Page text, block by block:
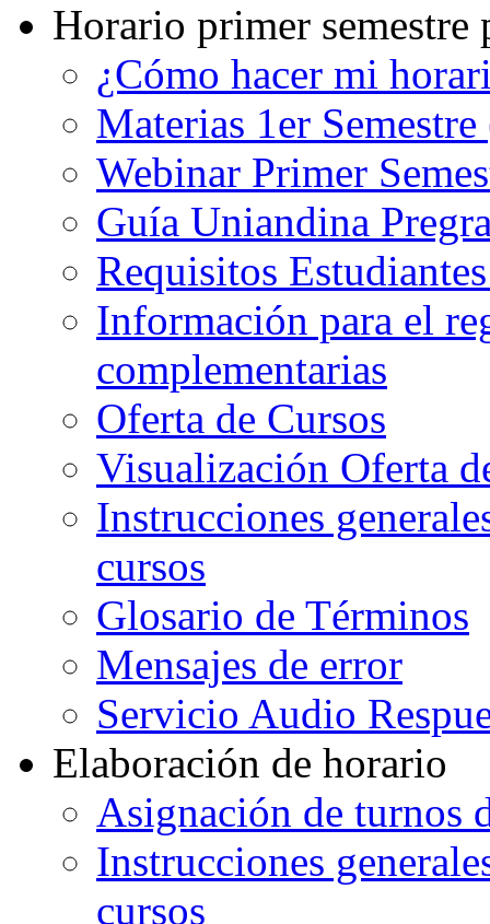
Horario primer semestre
¿Cómo hacer mi
Materias 1er
Webinar Primer
Guía Uniandina
Requisitos
Información para el
complementarias
Oferta de Cursos
Visualización Oferta
Instrucciones
cursos
Glosario de Términos
Mensajes de error
Servicio Audio
Elaboración de horario
Asignación de turnos
Instrucciones
cursos